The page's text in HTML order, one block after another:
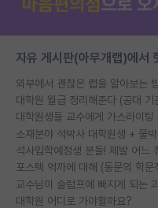
자유 게시판(아무개랩)에서
외부에서 괜찮은 랩을 알아보는
대학원 월급 정리해준다 (공대 기
소재분야 석박사 대학원생 + 물
교수님이 슬럼프에 빠지게 되는
대학원 어디로 가야할까요?